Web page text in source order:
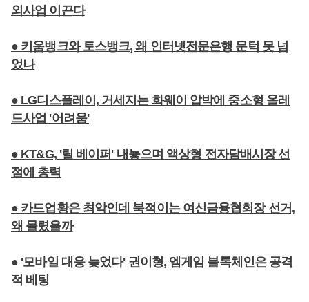
외사업 이끈다
● 키움뱅크와 토스뱅크, 왜 인터넷전문은행 문턱 못 넘
었나
● LG디스플레이, 거세지는 화웨이 압박에 중소형 올레
드사업 '어려움'
● KT&G, '릴 베이퍼' 내놓으며 액상형 전자담배시장 선
점에 총력
● 카드업황은 최악인데 북적이는 여신금융협회장 선거,
왜 몰렸을까
● '모바일 대응 늦었다' 권이형, 엠게임 블록체인은 공격
적 베팅